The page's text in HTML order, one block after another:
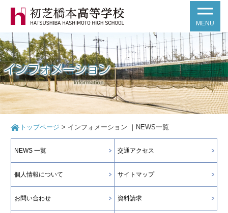
MENU
トップページ > インフォメーション ｜NEWS一覧
NEWS 一覧 交通アクセス
個人情報について サイトマップ
お問い合わせ 資料請求